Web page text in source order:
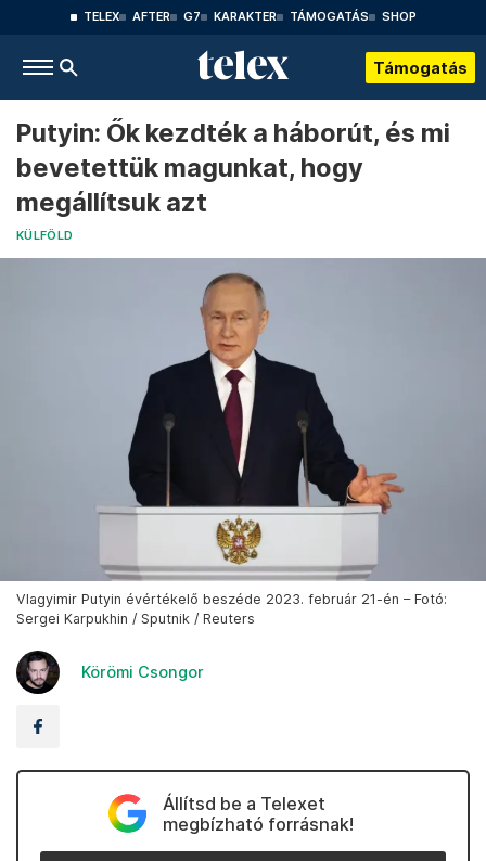
TELEX AFTER G7 KARAKTER TÁMOGATÁS SHOP
Támogatás
Putyin: Ők kezdték a háborút, és mi
bevetettük magunkat, hogy
megállítsuk azt
KÜLFÖLD
Vlagyimir Putyin évértékelő beszéde 2023. február 21-én – Fotó:
Sergei Karpukhin / Sputnik / Reuters
Körömi Csongor
Állítsd be a Telexet
megbízható forrásnak!